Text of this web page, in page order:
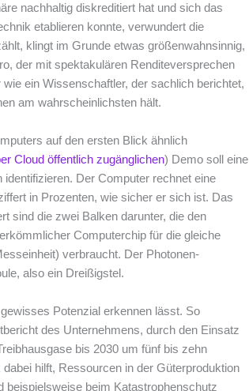
nachhaltig diskreditiert hat und sich das
etablieren konnte, verwundert die
klingt im Grunde etwas größenwahnsinnig,
der mit spektakulären Renditeversprechen
ein Wissenschaftler, der sachlich berichtet,
am wahrscheinlichsten hält.
auf den ersten Blick ähnlich
Cloud öffentlich zugänglichen) Demo soll eine
Der Computer rechnet eine
in Prozenten, wie sicher er sich ist. Das
sind die zwei Balken darunter, die den
Computerchip für die gleiche
verbraucht. Der Photonen-
also ein Dreißigstel.
Potenzial erkennen lässt. So
des Unternehmens, durch den Einsatz
bis 2030 um fünf bis zehn
hilft, Ressourcen in der Güterproduktion
beispielsweise beim Katastrophenschutz